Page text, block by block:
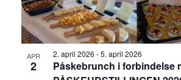
APR
2
2. april 2026 -5. april 2026
Påskebrunch i forbindelse